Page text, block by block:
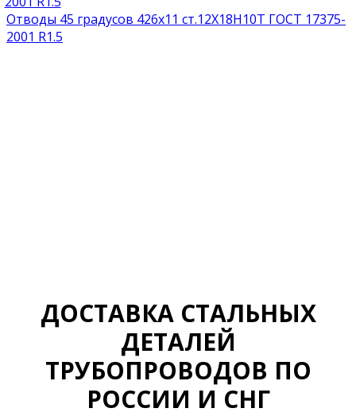
Отводы 45 градусов 426х11 ст.12Х18Н10Т ГОСТ 17375-
2001 R1.5
ДОСТАВКА СТАЛЬНЫХ
ДЕТАЛЕЙ
ТРУБОПРОВОДОВ ПО
РОССИИ И СНГ